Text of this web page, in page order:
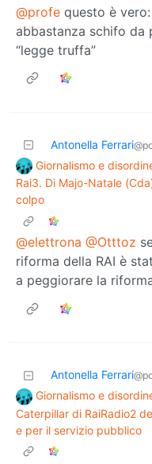
@profe questo è
abbastanza schifo da
“legge truffa”
Antonella Ferrari
Giornalismo e
Rai3. Di Majo-Natale
colpo
@elettrona @Otttoz
riforma della RAI è
a peggiorare la
Antonella Ferrari
Giornalismo e
Caterpillar di RaiRadio2
e per il servizio pubblico